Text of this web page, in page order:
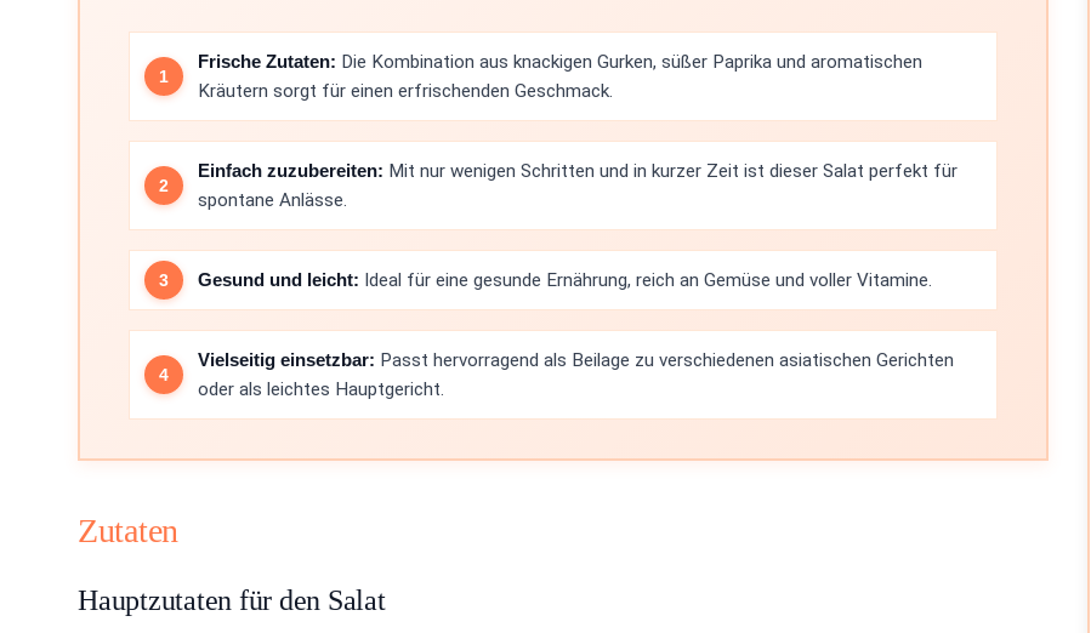
Frische Zutaten: Die Kombination aus knackigen Gurken, süßer Paprika und aromatischen
Kräutern sorgt für einen erfrischenden Geschmack.
Einfach zuzubereiten: Mit nur wenigen Schritten und in kurzer Zeit ist dieser Salat perfekt für
spontane Anlässe.
Gesund und leicht: Ideal für eine gesunde Ernährung, reich an Gemüse und voller Vitamine.
Vielseitig einsetzbar: Passt hervorragend als Beilage zu verschiedenen asiatischen Gerichten
oder als leichtes Hauptgericht.
Zutaten
Hauptzutaten für den Salat